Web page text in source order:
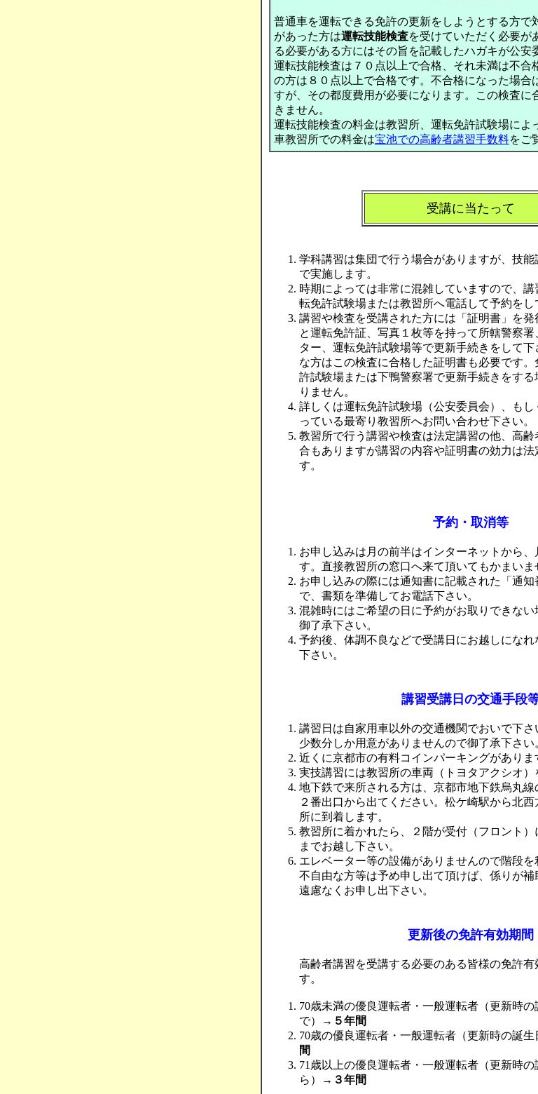
普通車を運転できる免許の更新をしようとする方で
があった方は運転技能検査を受けていただく必要が
る必要がある方にはその旨を記載したハガキが公安
運転技能検査は７０点以上で合格、それ未満は不合
の方は８０点以上で合格です。不合格になった場合
すが、その都度費用が必要になります。この検査に
きません。
運転技能検査の料金は教習所、運転免許試験場によ
車教習所での料金は宝池での高齢者講習手数料をご
受講に当たって
学科講習は集団で行う場合がありますが、技
で実施します。
時期によっては非常に混雑していますので、
転免許試験場または教習所へ電話して予約をし
講習や検査を受講された方には「証明書」を
と運転免許証、写真１枚等を持って所轄警察
ター、運転免許試験場等で更新手続きをして
な方はこの検査に合格した証明書も必要です
許試験場または下鴨警察署で更新手続きをす
りません。
詳しくは運転免許試験場（公安委員会）、も
っている最寄り教習所へお問い合わせ下さい。
教習所で行う講習や検査は法定講習の他、高
合もありますが講習の内容や証明書の効力は
す。
予約・取消等
お申し込みは月の前半はインターネットから
す。直接教習所の窓口へ来て頂いてもかまいま
お申し込みの際には通知書に記載された「通
で、書類を準備してお電話下さい。
混雑時にはご希望の日に予約がお取りできな
御了承下さい。
予約後、体調不良などで受講日にお越しにな
下さい。
講習受講日の交通手段
講習日は自家用車以外の交通機関でおいで下
少数分しか用意がありませんので御了承下さい
近くに京都市の有料コインパーキングがありま
実技講習には教習所の車両（トヨタアクシオ）
地下鉄で来所される方は、京都市地下鉄烏丸線
２番出口から出てください。松ケ崎駅から北
所に到着します。
教習所に着かれたら、２階が受付（フロント
までお越し下さい。
エレベーター等の設備がありませんので階段
不自由な方等は予め申し出て頂けば、係りが補
遠慮なくお申し出下さい。
更新後の免許有効期間
高齢者講習を受講する必要のある皆様の免許有
す。
70歳未満の優良運転者・一般運転者（更新時の
で）→ ５年間
70歳の優良運転者・一般運転者（更新時の誕
間
71歳以上の優良運転者・一般運転者（更新時
ら）→ ３年間